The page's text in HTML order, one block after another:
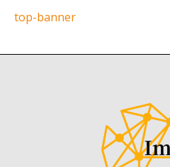
top-banner